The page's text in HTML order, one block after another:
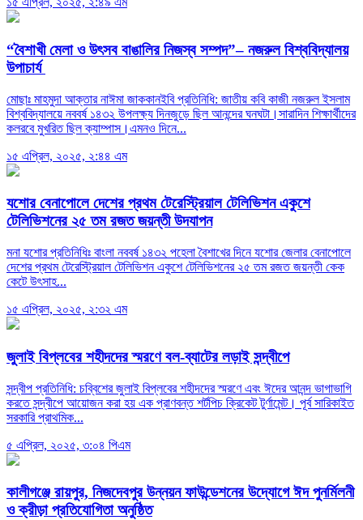
“বৈশাখী মেলা ও উৎসব বাঙালির নিজস্ব সম্পদ”– নজরুল বিশ্ববিদ্যালয়
উপাচার্য
মোছাঃ মাহমুদা আক্তার নাঈমা জাককানইবি প্রতিনিধি: জাতীয় কবি কাজী নজরুল ইসলাম
বিশ্ববিদ্যালয়ে নববর্ষ ১৪৩২ উপলক্ষ্য দিনজুড়ে ছিল আনন্দের ঘনঘটা।সারাদিন শিক্ষার্থীদের
কলরবে মুখরিত ছিল ক্যাম্পাস।এমনও দিনে...
১৫ এপ্রিল, ২০২৫, ২:৪৪ এম
যশোর বেনাপোলে দেশের প্রথম টেরেস্ট্রিয়াল টেলিভিশন একুশে
টেলিভিশনের ২৫ তম রজত জয়ন্তী উদযাপন
মনা যশোর প্রতিনিধিঃ বাংলা নববর্ষ ১৪৩২ পহেলা বৈশাখের দিনে যশোর জেলার বেনাপোলে
দেশের প্রথম টেরেস্ট্রিয়াল টেলিভিশন একুশে টেলিভিশনের ২৫ তম রজত জয়ন্তী কেক
কেটে উৎসাহ...
১৫ এপ্রিল, ২০২৫, ২:৩২ এম
জুলাই বিপ্লবের শহীদদের স্মরণে বল-ব্যাটের লড়াই সন্দ্বীপে
সন্দ্বীপ প্রতিনিধি: চব্বিশের জুলাই বিপ্লবের শহীদদের স্মরণে এবং ঈদের আনন্দ ভাগাভাগি
করতে সন্দ্বীপে আয়োজন করা হয় এক প্রাণবন্ত শর্টপিচ ক্রিকেট টুর্ণামেন্ট। পূর্ব সারিকাইত
সরকারি প্রাথমিক...
৫ এপ্রিল, ২০২৫, ৩:০৪ পিএম
কালীগঞ্জে রায়পুর, নিজদেবপুর উন্নয়ন ফাউন্ডেশনের উদ্যোগে ঈদ পুনর্মিলনী
ও ক্রীড়া প্রতিযোগিতা অনুষ্ঠিত